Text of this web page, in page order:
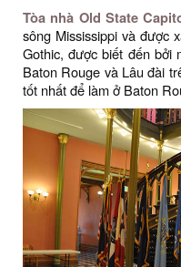
Tòa nhà Old State
sông Mississippi và được
Gothic, được biết đến bởi
Baton Rouge và Lâu đài
tốt nhất để làm ở Baton